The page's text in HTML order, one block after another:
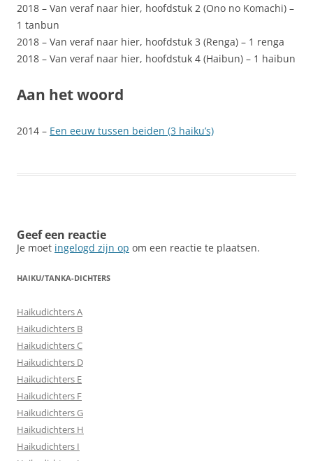
2018 – Van veraf naar hier, hoofdstuk 2 (Ono no Komachi) –
1 tanbun
2018 – Van veraf naar hier, hoofdstuk 3 (Renga) – 1 renga
2018 – Van veraf naar hier, hoofdstuk 4 (Haibun) – 1 haibun
Aan het woord
2014 – Een eeuw tussen beiden (3 haiku’s)
Geef een reactie
Je moet ingelogd zijn op om een reactie te plaatsen.
HAIKU/TANKA-DICHTERS
Haikudichters A
Haikudichters B
Haikudichters C
Haikudichters D
Haikudichters E
Haikudichters F
Haikudichters G
Haikudichters H
Haikudichters I